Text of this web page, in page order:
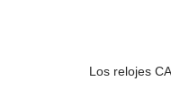
Los relojes